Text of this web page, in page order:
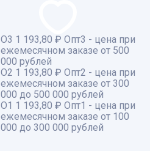
О3 1 193,80 ₽ Опт3 - цена при
ежемесячном заказе от 500
000 рублей
О2 1 193,80 ₽ Опт2 - цена при
ежемесячном заказе от 300
000 до 500 000 рублей
О1 1 193,80 ₽ Опт1 - цена при
ежемесячном заказе от 100
000 до 300 000 рублей